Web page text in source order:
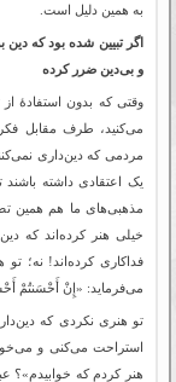
به همین دلیل است.
اگر تبیین شده بود که
و بی‌دین ضرر کرده
وقتی که بدون استفادۀ
می‌کنید، طرف مقابل فکر
مردمی که دین‌داری
یک اعتقادی داشته باشند
مذهبی‌های ما هم همین
خیلی هنر کرده‌اند که
فداکاری کرده‌اند! نه؛
می‌فرماید: «إِنْ أَحْسَنتُمْ
تو هنری نکردی که
استراحت می‌کنی و
هنر کردم که خوابیدم»؟